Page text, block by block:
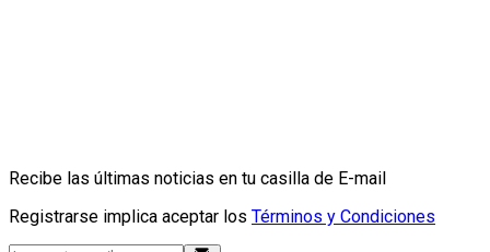
Recibe las últimas noticias en tu casilla de E-mail
Registrarse implica aceptar los Términos y Condiciones